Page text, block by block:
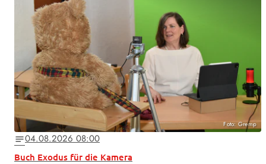
Foto: Gremp
notes04.08.2026 08:00
Buch Exodus für die Kamera